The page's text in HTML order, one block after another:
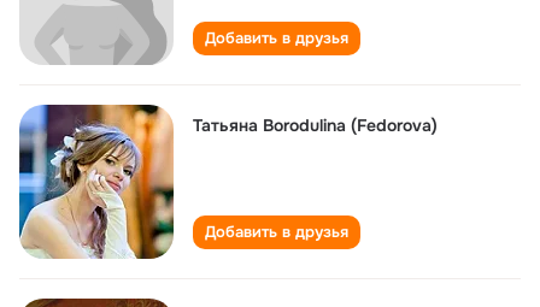
Добавить в друзья
Татьяна Borodulina (Fedorova)
Добавить в друзья